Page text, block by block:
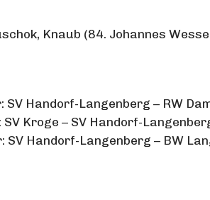
Knaub (84. Johannes
SV Handorf-Langenberg – RW
SV Kroge – SV Handorf-
SV Handorf-Langenberg – BW